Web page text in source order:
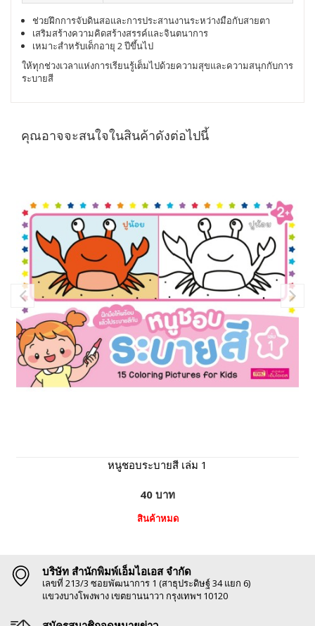
ช่วยฝึกการจับดินสอและการประสานงานระหว่างมือกับสายตา
เสริมสร้างความคิดสร้างสรรค์และจินตนาการ
เหมาะสำหรับเด็กอายุ 2 ปีขึ้นไป
ให้ทุกช่วงเวลาแห่งการเรียนรู้เต็มไปด้วยความสุขและความสนุกกับการ
ระบายสี
คุณอาจจะสนใจในสินค้าดังต่อไปนี้
หนูชอบระบายสี เล่ม 1
40 บาท
สินค้าหมด
บริษัท สำนักพิมพ์เอ็มไอเอส จำกัด
เลขที่ 213/3 ซอยพัฒนาการ 1 (สาธุประดิษฐ์ 34 แยก 6)
แขวงบางโพงพาง เขตยานนาวา กรุงเทพฯ 10120